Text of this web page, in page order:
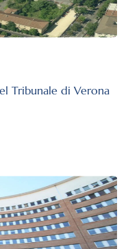
Tribunale di Verona